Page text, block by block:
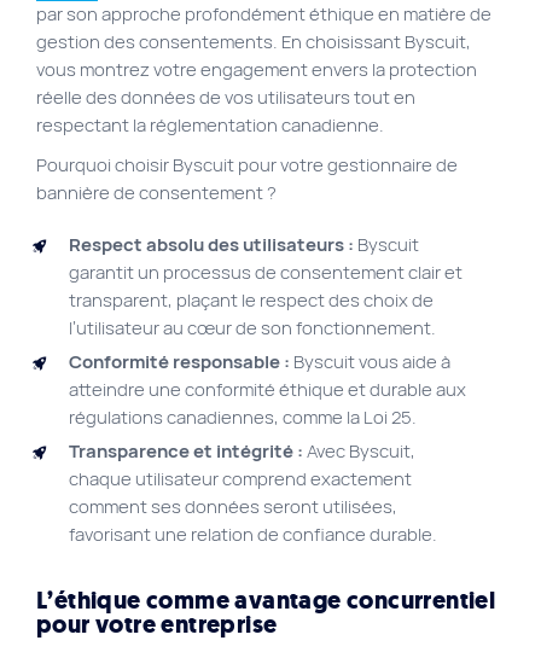
par son approche profondément éthique en matière de
gestion des consentements. En choisissant Byscuit,
vous montrez votre engagement envers la protection
réelle des données de vos utilisateurs tout en
respectant la réglementation canadienne.
Pourquoi choisir Byscuit pour votre gestionnaire de
bannière de consentement ?
Respect absolu des utilisateurs : Byscuit
garantit un processus de consentement clair et
transparent, plaçant le respect des choix de
l’utilisateur au cœur de son fonctionnement.
Conformité responsable : Byscuit vous aide à
atteindre une conformité éthique et durable aux
régulations canadiennes, comme la Loi 25.
Transparence et intégrité : Avec Byscuit,
chaque utilisateur comprend exactement
comment ses données seront utilisées,
favorisant une relation de confiance durable.
L’éthique comme avantage concurrentiel
pour votre entreprise